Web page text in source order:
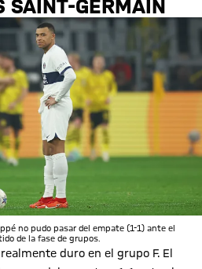
SAINT-GERMAIN
no pudo pasar del empate (1-1) ante el
de la fase de grupos.
duro en el grupo F. El